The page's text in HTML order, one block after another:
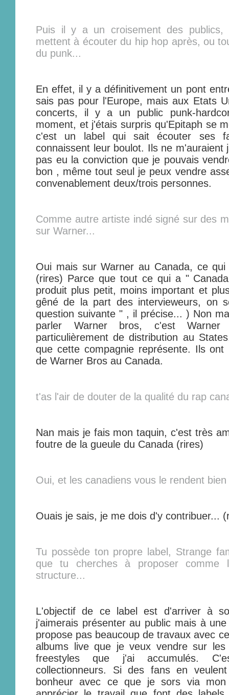
Puis il y a un croisement des publics,
mettent à écouter du hip hop après, ou
du punk...
En effet, il y a définitivement un pont
sais pas pour l'Europe, mais aux Etats
concerts, il y a un public punk-
moment, et j'étais surpris qu'Epitaph se
c'est un label qui sait écouter ses
connaissent leur boulot. Ils ne m'auraient
pas eu la conviction que je pouvais
bon , même tout seul je peux vendre
convenablement deux/trois personnes.
Comme autre artiste indé signé sur des
sur Warner...
Oui mais sur Warner au Canada, ce
(rires) Parce que tout ce qui a "
produit plus petit, moins important et
gêné de la part des intervieweurs, on
question suivante " , il précise... ) Non
parler Warner bros, c'est
particulièrement de distribution au
que cette compagnie représente. Ils
de Warner Bros au Canada.
t'as l'air de douter de la qualité du rap
Nan mais je fais mon taquin, c'est très
foutre de la gueule du Canada (rires)
Oui, et les canadiens vous le rendent bien
Ouais je sais, je me dois d'y contribuer...
Tu possède ton propre label, Strange
que tu cherches à proposer comme
structure...
L'objectif de ce label est d'arriver à
j'aimerais présenter au public mais à
propose pas beaucoup de travaux avec
albums live que je veux vendre sur
freestyles que j'ai accumulés.
collectionneurs. Si des fans en
bonheur avec ce que je sors via